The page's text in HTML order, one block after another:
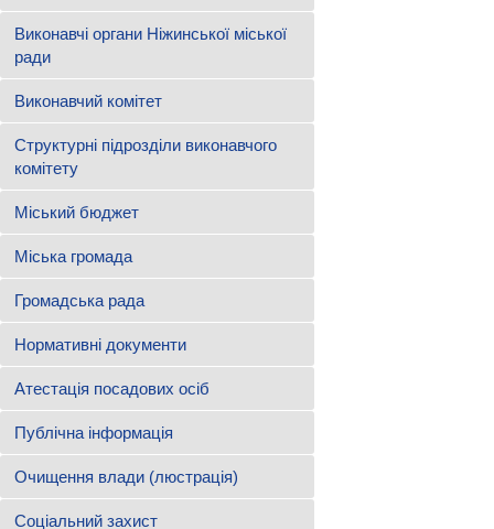
Виконавчі органи Ніжинської міської
ради
Виконавчий комітет
Структурні підрозділи виконавчого
комітету
Міський бюджет
Міська громада
Громадська рада
Нормативні документи
Атестація посадових осіб
Публічна інформація
Очищення влади (люстрація)
Соціальний захист